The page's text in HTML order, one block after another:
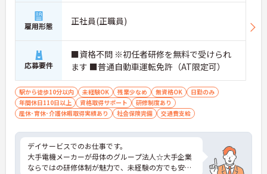
雇用形態 正社員(正職員)
応募要件
■資格不問 ※初任者研修を無料で受けられ
ます ■普通自動車運転免許（AT限定可）
駅から徒歩10分以内 未経験OK 残業少なめ 無資格OK
日勤のみ
年間休日110日以上
資格取得サポート
研修制度あり
産休･育休･介護休暇取得実績あり
社会保険完備 交通費支給
デイサービスでのお仕事です。
大手電機メーカーが母体のグループ法人☆大手企業
ならではの研修体制が魅力で、未経験の方でも安心